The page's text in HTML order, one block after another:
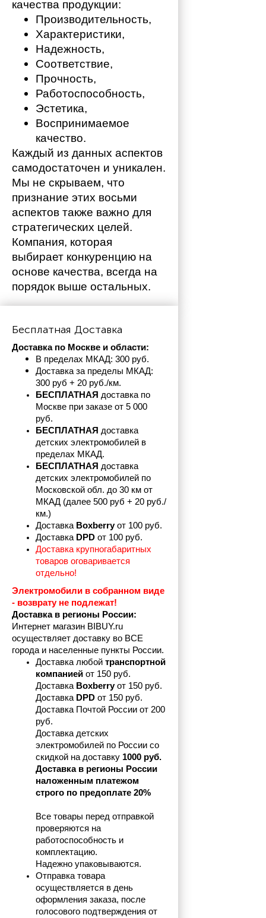
качества продукции:
Производительность,
Характеристики,
Надежность,
Соответствие,
Прочность,
Работоспособность,
Эстетика,
Воспринимаемое
качество.
Каждый из данных аспектов
самодостаточен и уникален.
Мы не скрываем, что
признание этих восьми
аспектов также важно для
стратегических целей.
Компания, которая
выбирает конкуренцию на
основе качества, всегда на
порядок выше остальных.
Бесплатная Доставка
Доставка по Москве и области:
В пределах МКАД: 300 руб.
Доставка за пределы МКАД:
300 руб + 20 руб./км.
БЕСПЛАТНАЯ доставка по
Москве при заказе от 5 000
руб.
БЕСПЛАТНАЯ доставка
детских электромобилей в
пределах МКАД.
БЕСПЛАТНАЯ доставка
детских электромобилей по
Московской обл. до 30 км от
МКАД (далее 500 руб + 20 руб./
км.)
Доставка Boxberry от 100 руб.
Доставка DPD от 100 руб.
Доставка крупногабаритных
товаров оговаривается
отдельно!
Электромобили в собранном виде
- возврату не подлежат!
Доставка в регионы России:
Интернет магазин BIBUY.ru
осуществляет доставку во ВСЕ
города и населенные пункты России.
Доставка любой транспортной
компанией от 150 руб.
Доставка Boxberry от 150 руб.
Доставка DPD от 150 руб.
Доставка Почтой России от 200
руб.
Доставка детских
электромобилей по России со
скидкой на доставку 1000 руб.
Доставка в регионы России
наложенным платежом
строго по предоплате 20%
Все товары перед отправкой
проверяются на
работоспособность и
комплектацию.
Надежно упаковываются.
Отправка товара
осуществляется в день
оформления заказа, после
голосового подтверждения от